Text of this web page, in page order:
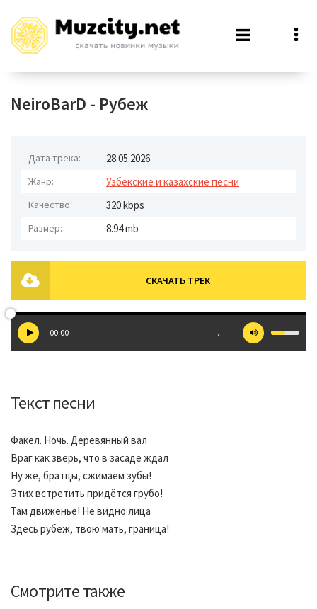
NeiroBarD - Рубеж
Дата трека: 28.05.2026
Жанр: Узбекские и казахские песни
Качество: 320 kbps
Размер: 8.94 mb
СКАЧАТЬ ТРЕК
00:00 …
Текст песни
Факел. Ночь. Деревянный вал
Враг как зверь, что в засаде ждал
Ну же, братцы, сжимаем зубы!
Этих встретить придётся грубо!
Там движенье! Не видно лица
Здесь рубеж, твою мать, граница!
Смотрите также